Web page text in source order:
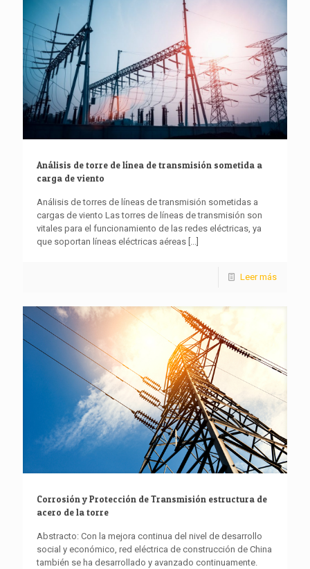
Análisis de torre de línea de transmisión sometida a
carga de viento
Análisis de torres de líneas de transmisión sometidas a
cargas de viento Las torres de líneas de transmisión son
vitales para el funcionamiento de las redes eléctricas, ya
que soportan líneas eléctricas aéreas
Leer más
Corrosión y Protección de Transmisión estructura de
acero de la torre
Abstracto: Con la mejora continua del nivel de desarrollo
social y económico, red eléctrica de construcción de China
también se ha desarrollado y avanzado continuamente.